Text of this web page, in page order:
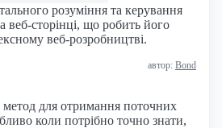
розуміння та керування
веб-сторінці, що робить його
веб-розробництві.
автор: Bond
для отримання поточних
коли потрібно точно знати,